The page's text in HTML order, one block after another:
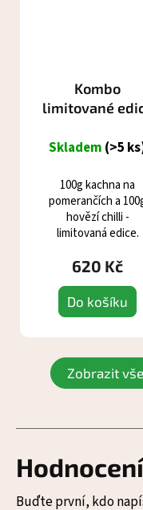
Kombo
limitované
Skladem (>5
620 Kč
Do košíku
100g kachna na
pomerančích a
hovězí chilli -
limitovaná edice.
Zobrazit
Buďte první, kdo